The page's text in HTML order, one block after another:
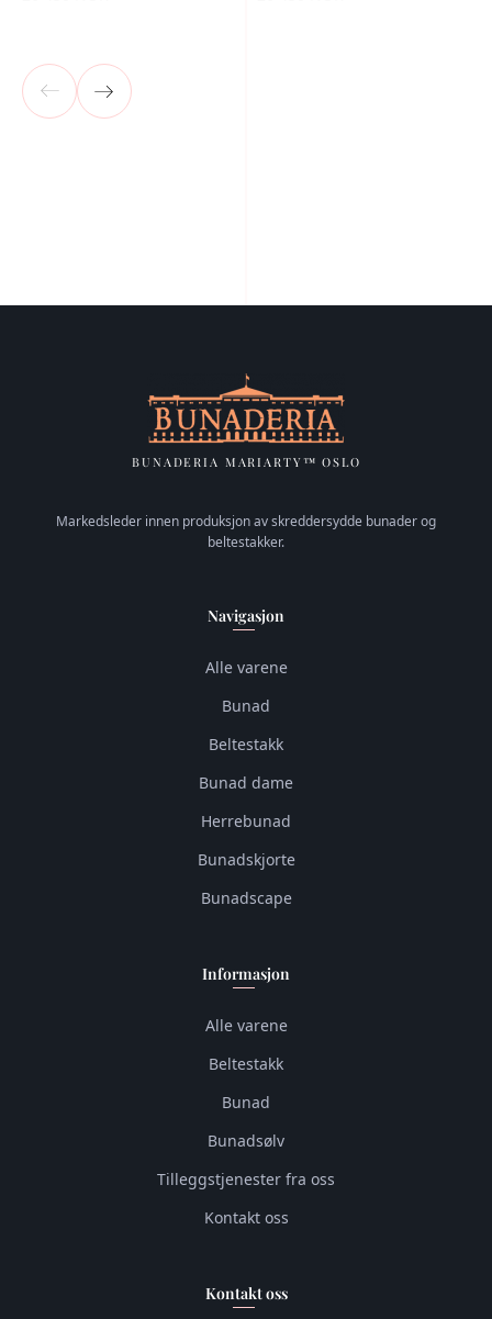
BUNADERIA MARIARTY™ OSLO
Markedsleder innen produksjon av skreddersydde bunader og
beltestakker.
Navigasjon
Alle varene
Bunad
Beltestakk
Bunad dame
Herrebunad
Bunadskjorte
Bunadscape
Informasjon
Alle varene
Beltestakk
Bunad
Bunadsølv
Tilleggstjenester fra oss
Kontakt oss
Kontakt oss